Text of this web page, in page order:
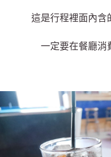
這是行程裡面內含
一定要在餐廳消